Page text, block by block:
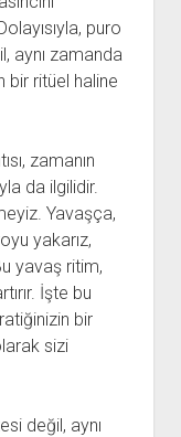
puro
aynı zamanda
bir ritüel haline
zamanın
da ilgilidir.
Yavaşça,
yakarız,
yavaş ritim,
İşte bu
bir
sizi
değil, aynı